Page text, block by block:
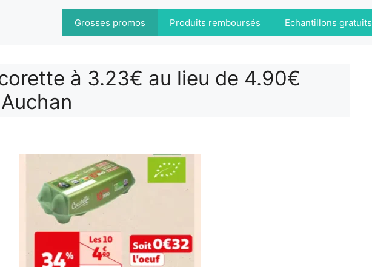
Grosses promos Produits remboursés Echantillons gratuits
à 3.23€ au lieu de 4.90€